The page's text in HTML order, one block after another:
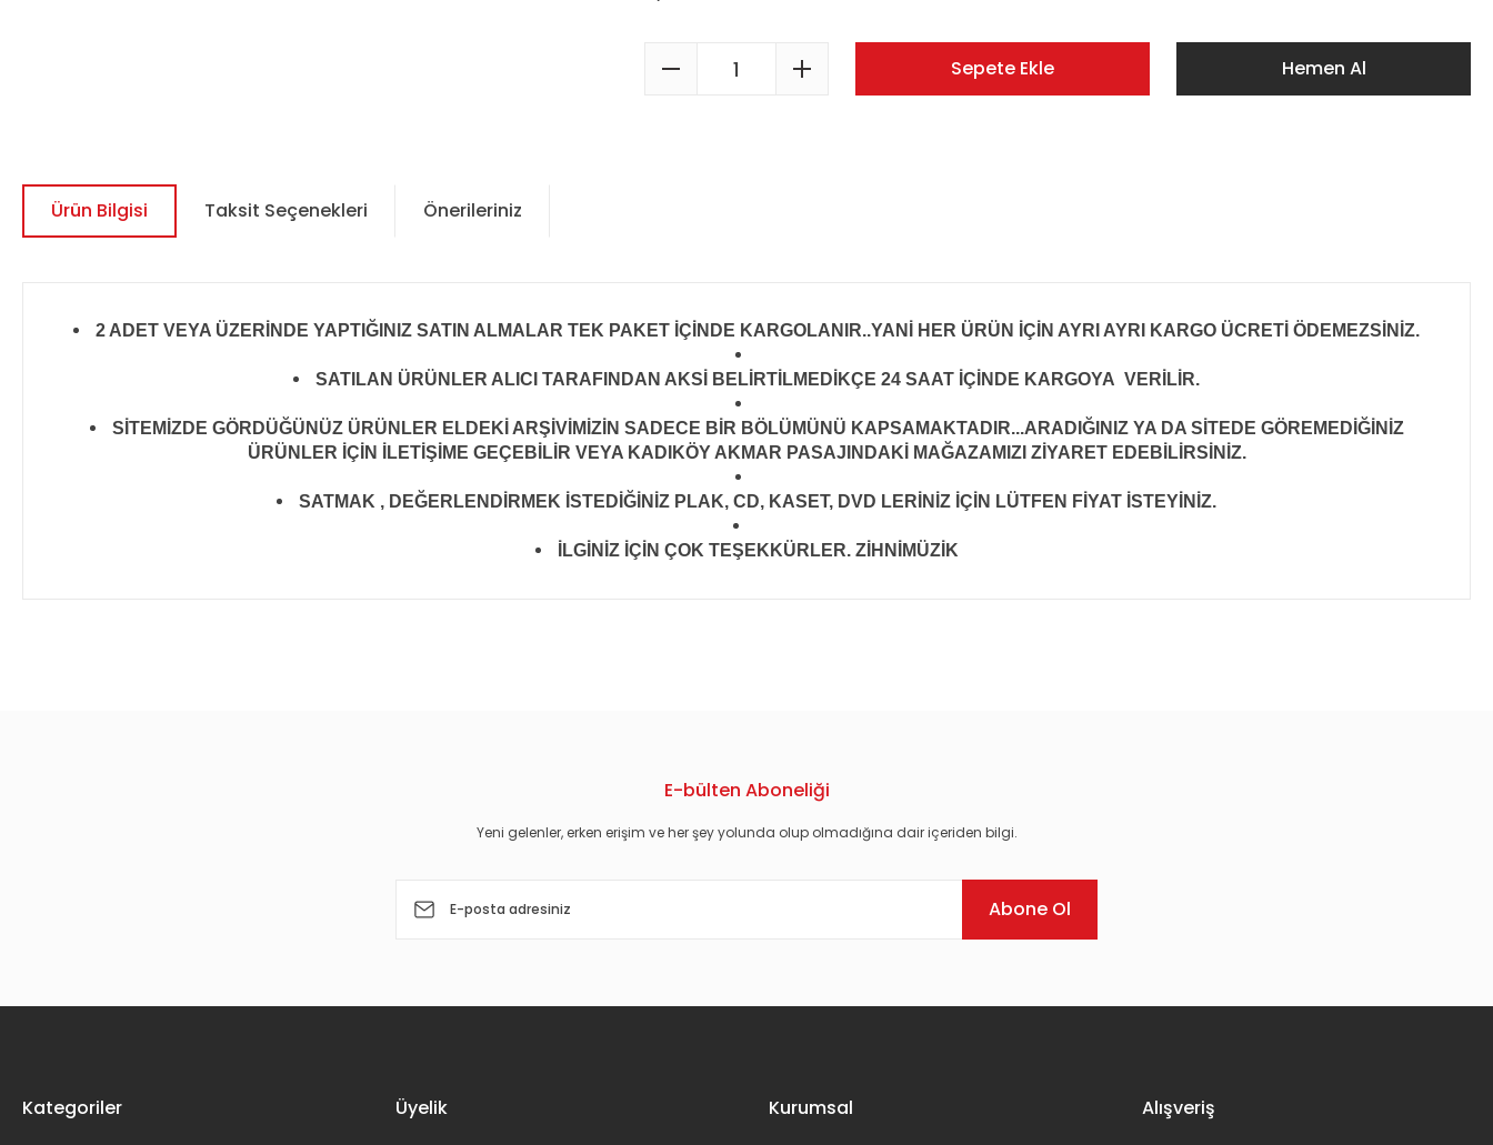
Sepete Ekle Hemen Al
Ürün Bilgisi Taksit Seçenekleri Önerileriniz
2 ADET VEYA ÜZERİNDE YAPTIĞINIZ SATIN ALMALAR TEK PAKET İÇİNDE KARGOLANIR..YANİ HER ÜRÜN İÇİN AYRI AYRI KARGO ÜCRETİ ÖDEMEZSİNİZ.
SATILAN ÜRÜNLER ALICI TARAFINDAN AKSİ BELİRTİLMEDİKÇE 24 SAAT İÇİNDE KARGOYA VERİLİR.
SİTEMİZDE GÖRDÜĞÜNÜZ ÜRÜNLER ELDEKİ ARŞİVİMİZİN SADECE BİR BÖLÜMÜNÜ KAPSAMAKTADIR...ARADIĞINIZ YA DA SİTEDE GÖREMEDİĞİNİZ
ÜRÜNLER İÇİN İLETİŞİME GEÇEBİLİR VEYA KADIKÖY AKMAR PASAJINDAKİ MAĞAZAMIZI ZİYARET EDEBİLİRSİNİZ.
SATMAK , DEĞERLENDİRMEK İSTEDİĞİNİZ PLAK, CD, KASET, DVD LERİNİZ İÇİN LÜTFEN FİYAT İSTEYİNİZ.
İLGİNİZ İÇİN ÇOK TEŞEKKÜRLER. ZİHNİMÜZİK
E-bülten Aboneliği
Yeni gelenler, erken erişim ve her şey yolunda olup olmadığına dair içeriden bilgi.
Abone Ol
Kategoriler Üyelik Kurumsal Alışveriş